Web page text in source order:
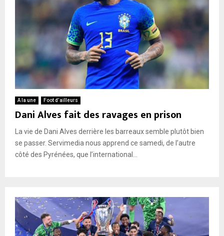
A la une Foot d’ailleurs
Dani Alves fait des ravages en prison
La vie de Dani Alves derrière les barreaux semble plutôt bien
se passer. Servimedia nous apprend ce samedi, de l’autre
côté des Pyrénées, que l’international...